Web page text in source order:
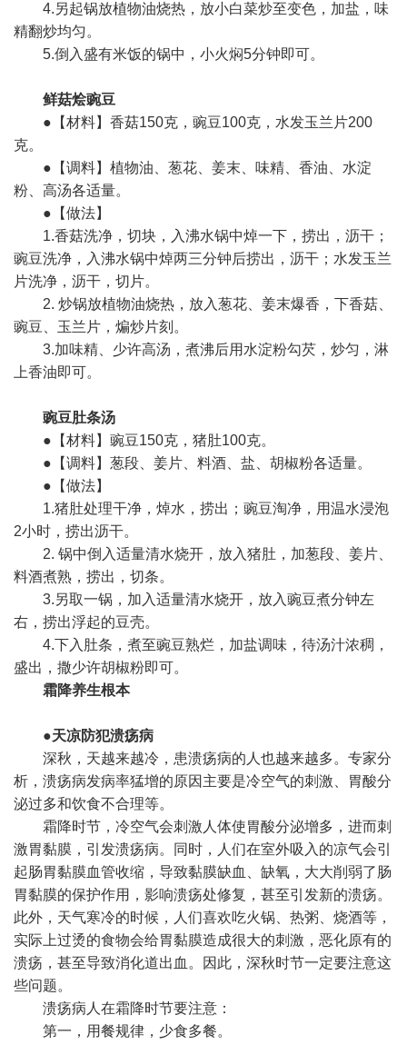
4.另起锅放植物油烧热，放小白菜炒至变色，加盐，味
精翻炒均匀。
5.倒入盛有米饭的锅中，小火焖5分钟即可。
鲜菇烩豌豆
●【材料】香菇150克，豌豆100克，水发玉兰片200
克。
●【调料】植物油、葱花、姜末、味精、香油、水淀
粉、高汤各适量。
●【做法】
1.香菇洗净，切块，入沸水锅中焯一下，捞出，沥干；
豌豆洗净，入沸水锅中焯两三分钟后捞出，沥干；水发玉兰
片洗净，沥干，切片。
2. 炒锅放植物油烧热，放入葱花、姜末爆香，下香菇、
豌豆、玉兰片，煸炒片刻。
3.加味精、少许高汤，煮沸后用水淀粉勾芡，炒匀，淋
上香油即可。
豌豆肚条汤
●【材料】豌豆150克，猪肚100克。
●【调料】葱段、姜片、料酒、盐、 胡椒粉各适量。
●【做法】
1.猪肚处理干净，焯水，捞出；豌豆淘净，用温水浸泡
2小时，捞出沥干。
2. 锅中倒入适量清水烧开，放入猪肚，加葱段、姜片、
料酒煮熟，捞出，切条。
3.另取一锅，加入适量清水烧开，放入豌豆煮分钟左
右，捞出浮起的豆壳。
4.下入肚条，煮至豌豆熟烂，加盐调味，待汤汁浓稠，
盛出，撒少许胡椒粉即可。
霜降养生根本
●天凉防犯溃疡病
深秋，天越来越冷，患溃疡病的人也越来越多。专家分
析，溃疡病发病率猛增的原因主要是冷空气的刺激、胃酸分
泌过多和饮食不合理等。
霜降时节，冷空气会刺激人体使胃酸分泌增多，进而刺
激胃黏膜，引发溃疡病。同时，人们在室外吸入的凉气会引
起肠胃黏膜血管收缩，导致黏膜缺血、缺氧，大大削弱了肠
胃黏膜的保护作用，影响溃疡处修复，甚至引发新的溃疡。
此外，天气寒冷的时候，人们喜欢吃火锅、热粥、烧酒等，
实际上过烫的食物会给胃黏膜造成很大的刺激，恶化原有的
溃疡，甚至导致消化道出血。因此，深秋时节一定要注意这
些问题。
溃疡病人在霜降时节要注意：
第一，用餐规律，少食多餐。